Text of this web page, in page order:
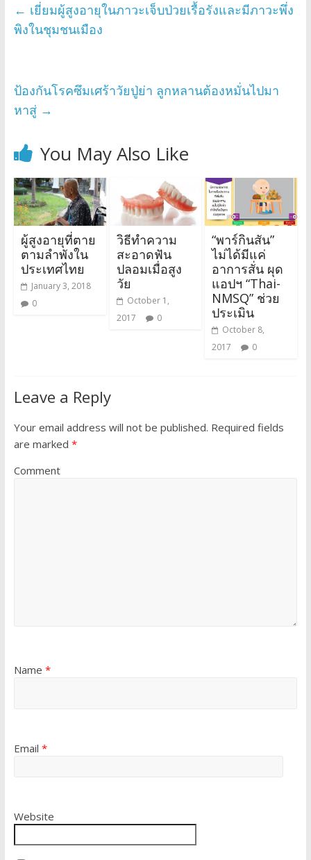
← เยี่ยมผู้สูงอายุในภาวะเจ็บป่วยเรื้อรังและมีภาวะพึ่ง
พิงในชุมชนเมือง
ป้องกันโรคซึมเศร้าวัยปู่ย่า ลูกหลานต้องหมั่นไปมา
หาสู่ →
You May Also Like
ผู้สูงอายุที่ตาย
ตามลำพังใน
ประเทศไทย
January 3, 2018
0
วิธีทำความ
สะอาดฟัน
ปลอมเมื่อสูง
วัย
October 1,
2017
0
“พาร์กินสัน”
ไม่ได้มีแค่
อาการสั่น ผุด
แอปฯ “Thai-
NMSQ” ช่วย
ประเมิน
October 8,
2017
0
Leave a Reply
Your email address will not be published. Required fields
are marked *
Comment
Name *
Email *
Website